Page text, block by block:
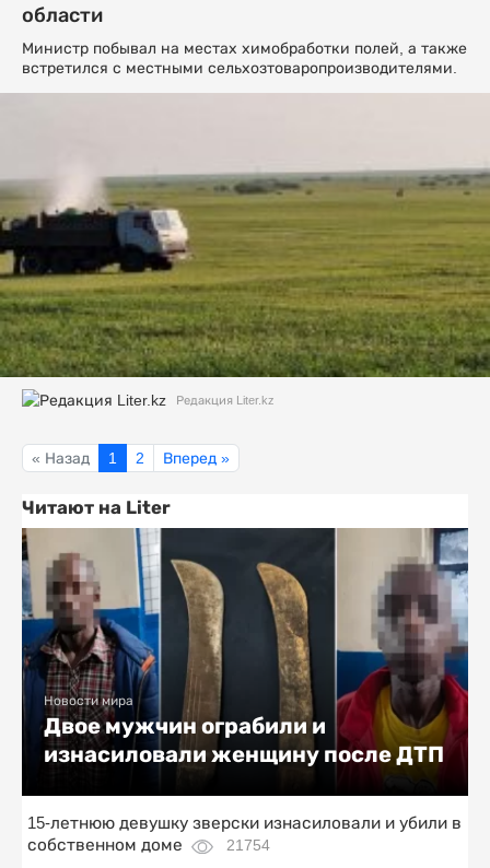
области
Министр побывал на местах химобработки полей, а также
встретился с местными сельхозтоваропроизводителями.
Редакция Liter.kz
« Назад 1 2 Вперед »
Читают на Liter
Новости мира
Двое мужчин ограбили и
изнасиловали женщину после ДТП
15-летнюю девушку зверски изнасиловали и убили в
собственном доме
21754